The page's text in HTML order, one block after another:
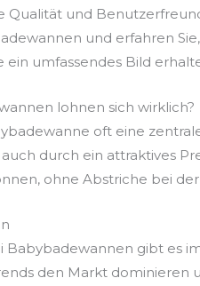
und
und erfahren
umfassendes Bild
lohnen sich wirklich?
oft eine
durch ein attraktives
ohne Abstriche bei
gibt es
den Markt